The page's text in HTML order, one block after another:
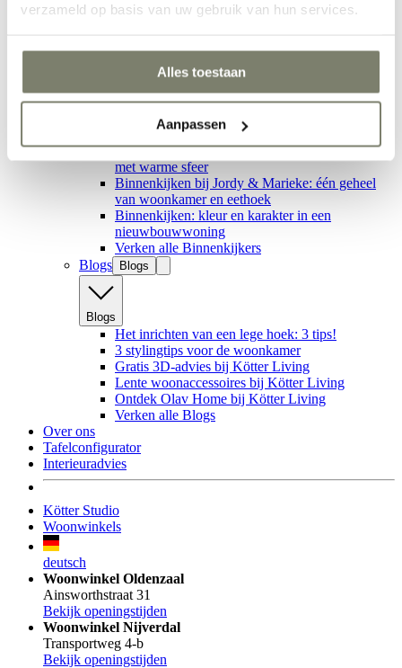
verzameld op basis van uw gebruik van hun services.
Alles toestaan
Aanpassen
interieur naar warm thuis
Binnenkijken: stijlvolle eethoek met keramiek
Binnenkijken bij Lars & Jody: een licht interieur
met warme sfeer
Binnenkijken bij Jordy & Marieke: één geheel
van woonkamer en eethoek
Binnenkijken: kleur en karakter in een
nieuwbouwwoning
Verken alle Binnenkijkers
Blogs
Blogs
Blogs
Het inrichten van een lege hoek: 3 tips!
3 stylingtips voor de woonkamer
Gratis 3D-advies bij Kötter Living
Lente woonaccessoires bij Kötter Living
Ontdek Olav Home bij Kötter Living
Verken alle Blogs
Over ons
Tafelconfigurator
Interieuradvies
Kötter Studio
Woonwinkels
deutsch
Woonwinkel Oldenzaal
Ainsworthstraat 31
Bekijk openingstijden
Woonwinkel Nijverdal
Transportweg 4-b
Bekijk openingstijden